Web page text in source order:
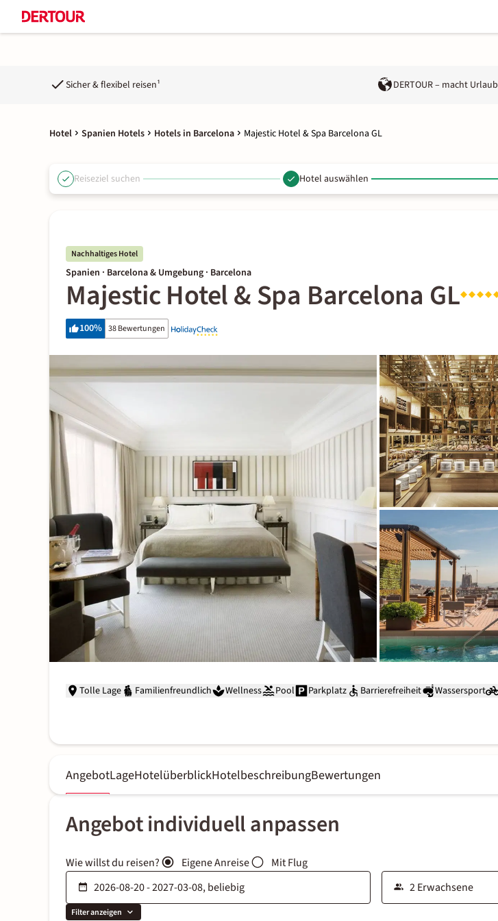
Sicher & flexibel reisen¹ DERTOUR – macht Urlaub
Hotel Spanien Hotels Hotels in Barcelona Majestic Hotel & Spa Barcelona GL
Reiseziel suchen Hotel auswählen
Nachhaltiges Hotel
Spanien · Barcelona & Umgebung · Barcelona
Majestic Hotel & Spa Barcelona GL
100% 38 Bewertungen
Tolle Lage Familienfreundlich Wellness Pool Parkplatz Barrierefreiheit Wassersport
AngebotLageHotelüberblickHotelbeschreibungBewertungen
Angebot individuell anpassen
Wie willst du reisen? Eigene Anreise Mit Flug
Filter anzeigen